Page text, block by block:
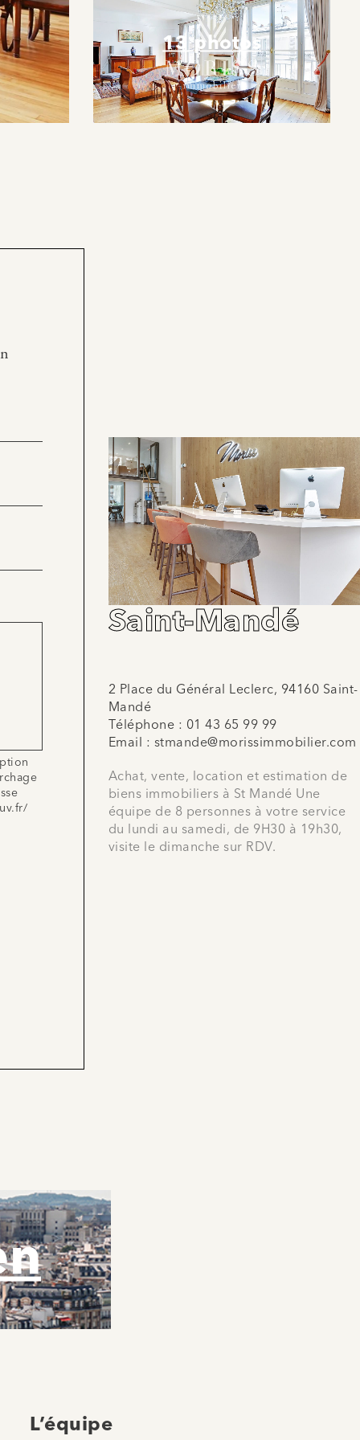
13 photos
Saint-Mandé
2 Place du Général Leclerc, 94160 Saint-
Mandé
Téléphone : 01 43 65 99 99
Email : stmande@morissimmobilier.com
Achat, vente, location et estimation de
biens immobiliers à St Mandé Une
équipe de 8 personnes à votre service
du lundi au samedi, de 9H30 à 19h30,
visite le dimanche sur RDV.
L’équipe